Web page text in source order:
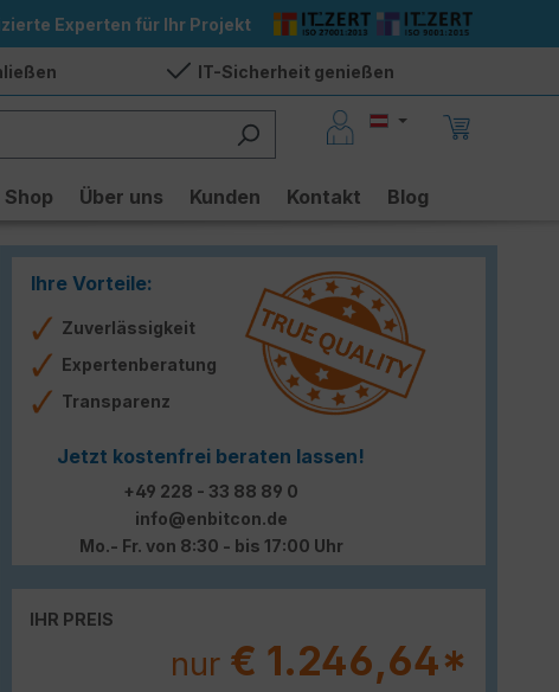
Experten für Ihr Projekt
IT-Sicherheit genießen
Shop Über uns Kunden Kontakt Blog
Ihre Vorteile:
Zuverlässigkeit
Expertenberatung
Transparenz
Jetzt kostenfrei beraten lassen!
+49 228 - 33 88 89 0
info@enbitcon.de
Mo.- Fr. von 8:30 - bis 17:00 Uhr
IHR PREIS
nur € 1.246,64*